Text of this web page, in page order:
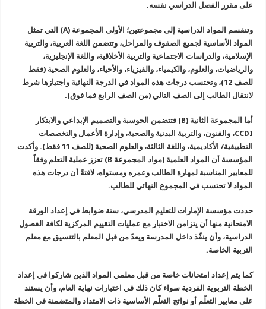
على مقرر الفصل الدراسي نفسه.
وتنقسم المواد الدراسية إلى مجموعتين؛ الأولى المجموعة (A) التي تمثل
المواد الأساسية لجميع الصفوف والمراحل، وتتضمن اللغة العربية، والتربية
الإسلامية، والدراسات الاجتماعية والتربية الأخلاقية، واللغة الإنجليزية،
والرياضيات، والعلوم، والكيمياء، والفيزياء، والأحياء، والعلوم الصحية (فقط
للصف 12)، وتحتسب درجات هذه المواد في الدرجة النهائية واجتيازها شرط
لانتقال الطالب إلى الصف التالي (من الصف الرابع فما فوق).
أما المجموعة الثانية (B) فتتضمن الحوسبة والتصميم الإبداعي والابتكار
CCDI، والفنون، والتربية البدنية والصحية، وإدارة الأعمال والتخصصات
التطبيقية/ الأكاديمية، واللغة الثالثة، والعلوم الصحية (للصف 11 فقط). وأكدت
المؤسسة أن المواد العلمية (مواد المجموعة B) تعزز عملية التعلم وفقاً
للمعايير المناسبة لمهارة الطالب وعمره ومستواه، لافتةً أن درجات هذه
المواد لا تحتسب في المجموع النهائي للطالب.
حددت مؤسسة الإمارات للتعليم المدرسي، ستة ضوابط في إعداد الورقة
الامتحانية منها أن يتزامن الاختبار مع عمليات التقييم المركزية لكافة الفصول
الدراسية، وأن ينفّذ داخل المدرسة ويعدّ من قبل المعلم بالتنسيق مع معلم
التربية الخاصة.
كما يتم إعداد امتحانات خاصة من قبل معلمي المواد الذين شاركوا في إعداد
الخطة التربوية الفردية سواء كان ذلك في اختبارات نهاية العام، وأن يستند
على معايير التعلّم أو نواتج التعلّم الأساسية ذات الامتداد والمتضمنة في الخطة